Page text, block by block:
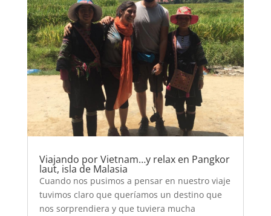
Viajando por Vietnam…y relax en Pangkor
laut, isla de Malasia
Cuando nos pusimos a pensar en nuestro viaje
tuvimos claro que queríamos un destino que
nos sorprendiera y que tuviera mucha